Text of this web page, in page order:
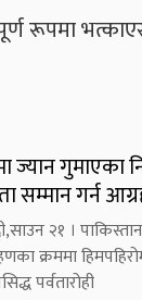
रूपमा
ज्यान गुमाएका
सम्मान गर्न
२१ ।
क्रममा
पर्वतारोही